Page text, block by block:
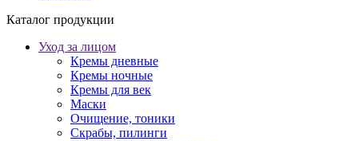
Каталог продукции
Уход за лицом
Кремы дневные
Кремы ночные
Кремы для век
Маски
Очищение, тоники
Скрабы, пилинги